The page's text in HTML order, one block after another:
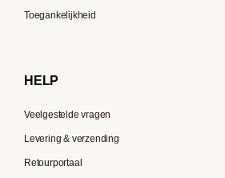
Moccamaster
Toegankelijkheid
HELP
Veelgestelde vragen
Levering & verzending
Retourportaal